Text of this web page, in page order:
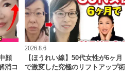
顔
消コ
2026.8.6
【ほうれい線】50代女性が6ヶ月
で激変した究極のリフトアップ術